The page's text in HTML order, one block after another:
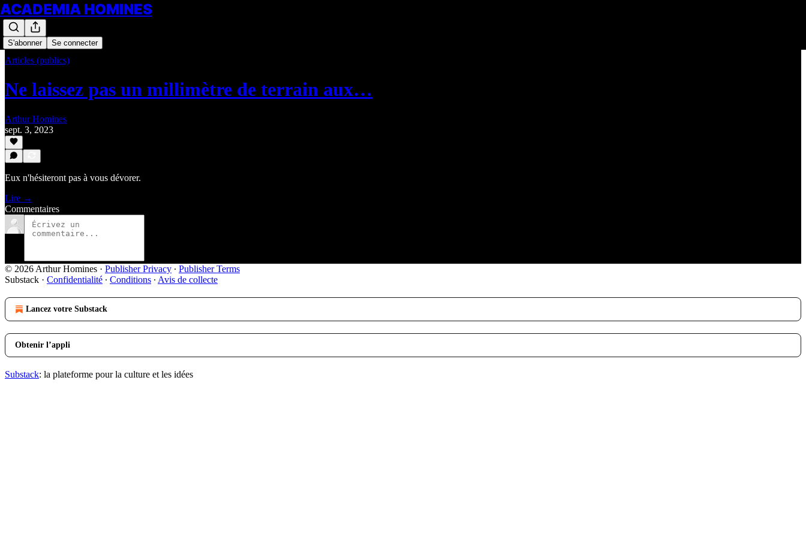
ACADEMIA HOMINES
S'abonner Se connecter
Articles (publics)
Ne laissez pas un millimètre de terrain aux…
Arthur Homines
sept. 3, 2023
Eux n'hésiteront pas à vous dévorer.
Lire →
Commentaires
© 2026 Arthur Homines · Publisher Privacy ∙ Publisher Terms
Substack · Confidentialité ∙ Conditions ∙ Avis de collecte
Lancez votre Substack
Obtenir l’appli
Substack: la plateforme pour la culture et les idées